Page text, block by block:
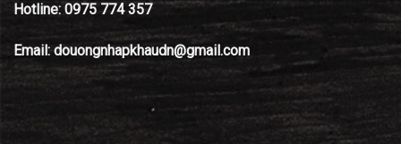
Hotline: 0975 774 357
Email: douongnhapkhaudn@gmail.com